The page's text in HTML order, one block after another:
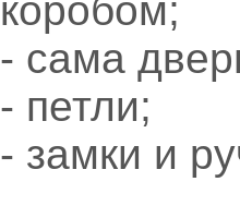
коробом;
- сама
- петли;
- замки и